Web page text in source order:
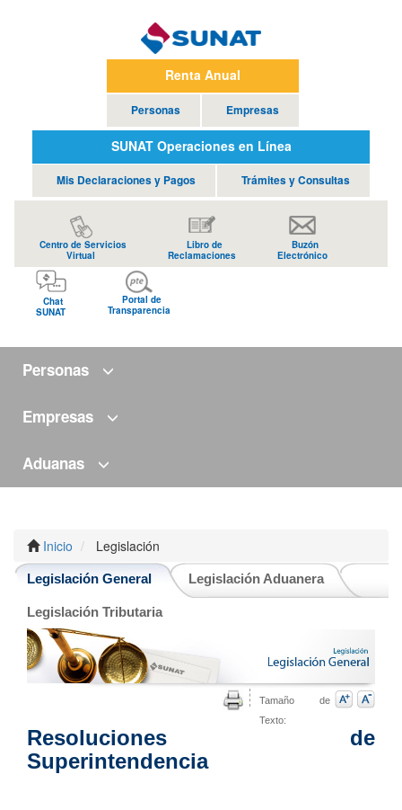
Renta Anual
Personas Empresas
SUNAT Operaciones en Línea
Mis Declaraciones y Pagos Trámites y Consultas
Centro de Servicios
Virtual
Libro de
Reclamaciones
Buzón
Electrónico
Chat
SUNAT
Portal de
Transparencia
Personas
Empresas
Aduanas
Inicio Legislación
Legislación General Legislación Aduanera
Legislación Tributaria
Tamaño de
Texto:
Resoluciones de
Superintendencia